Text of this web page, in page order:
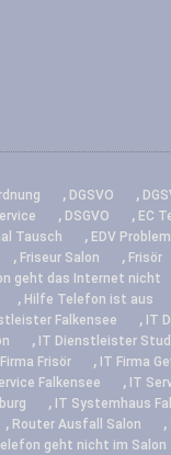
, DGSVO ,
, DSGVO , EC
Tausch , EDV Problem
, Friseur Salon , Frisör
geht das Internet nicht
, Hilfe Telefon ist aus
Falkensee , IT
, IT Dienstleister
Firma Frisör , IT Firma
Falkensee , IT
, IT Systemhaus
, Router Ausfall Salon ,
geht nicht im Salon